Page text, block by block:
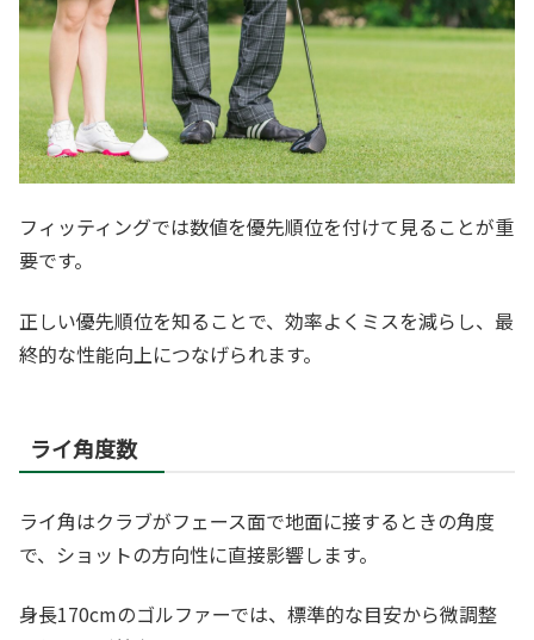
フィッティングでは数値を優先順位を付けて見ることが重
要です。
正しい優先順位を知ることで、効率よくミスを減らし、最
終的な性能向上につなげられます。
ライ角度数
ライ角はクラブがフェース面で地面に接するときの角度
で、ショットの方向性に直接影響します。
身長170cmのゴルファーでは、標準的な目安から微調整